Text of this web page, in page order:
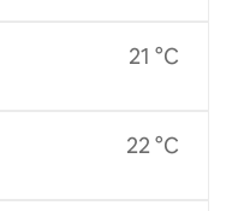
21 °C
22 °C